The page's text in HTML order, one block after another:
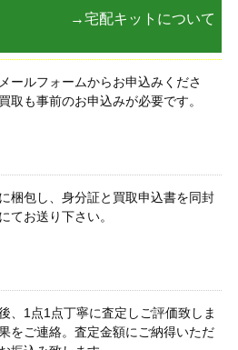
→宅配キットについて
ールフォームからお申込みくださ
も事前のお申込みが必要です。
梱包し、身分証と買取申込書を同封
てお送り下さい。
、1点1点丁寧に査定しご評価致しま
をご連絡。査定金額にご納得いただ